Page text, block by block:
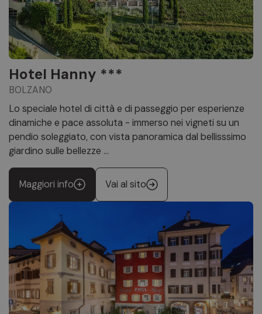
Hotel Hanny ***
BOLZANO
Lo speciale hotel di città e di passeggio per esperienze
dinamiche e pace assoluta - immerso nei vigneti su un
pendio soleggiato, con vista panoramica dal bellisssimo
giardino sulle bellezze ...
Maggiori info Vai al sito